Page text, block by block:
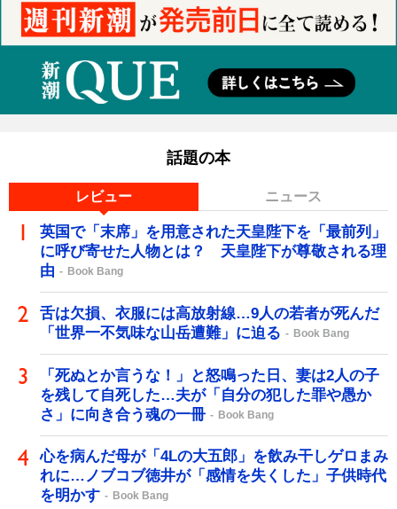
話題の本
レビュー ニュース
英国で「末席」を用意された天皇陛下を「最前列」
に呼び寄せた人物とは？ 天皇陛下が尊敬される理
由
Book Bang
舌は欠損、衣服には高放射線…9人の若者が死んだ
「世界一不気味な山岳遭難」に迫る
Book Bang
「死ぬとか言うな！」と怒鳴った日、妻は2人の子
を残して自死した…夫が「自分の犯した罪や愚か
さ」に向き合う魂の一冊
Book Bang
心を病んだ母が「4Lの大五郎」を飲み干しゲロまみ
れに…ノブコブ徳井が「感情を失くした」子供時代
を明かす
Book Bang